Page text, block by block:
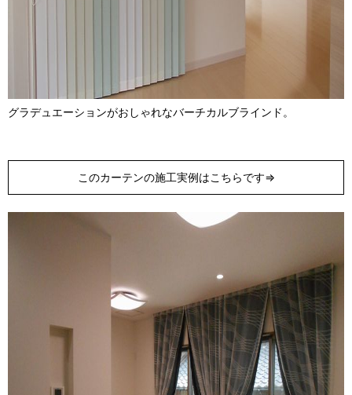
グラデュエーションがおしゃれなバーチカルブラインド。
このカーテンの施工実例はこちらです⇒